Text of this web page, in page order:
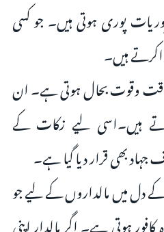
پوری ہوتی ہیں۔ جو کسی
ہیں۔
وقوت بحال ہوتی ہے۔ ان
ہیں۔اسی لیے زکات کے
بھی قرار دیا گیا ہے۔
دل میں مالداروں کے لیے جو
ہوتی ہے۔ اگر مالدار اپنی